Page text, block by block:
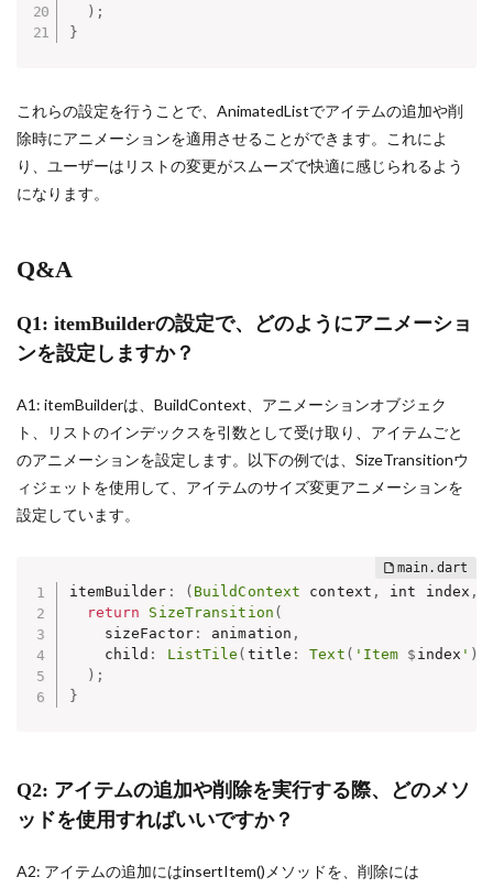
) ;
}
これらの設定を行うことで、AnimatedListでアイテムの追加や削
除時にアニメーションを適用させることができます。これによ
り、ユーザーはリストの変更がスムーズで快適に感じられるよう
になります。
Q&A
Q1: itemBuilderの設定で、どのようにアニメーショ
ンを設定しますか？
A1: itemBuilderは、BuildContext、アニメーションオブジェク
ト、リストのインデックスを引数として受け取り、アイテムごと
のアニメーションを設定します。以下の例では、SizeTransitionウ
ィジェットを使用して、アイテムのサイズ変更アニメーションを
設定しています。
itemBuilder : ( BuildContext context , int index ,
return
SizeTransition (
    sizeFactor
: animation ,
    child
: ListTile ( title : Text ( 'Item $ index ' )
) ;
}
Q2: アイテムの追加や削除を実行する際、どのメソ
ッドを使用すればいいですか？
A2: アイテムの追加にはinsertItem()メソッドを、削除には